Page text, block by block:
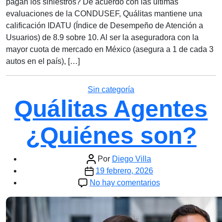
evaluaciones de la CONDUSEF, Quálitas mantiene una
calificación IDATU (Índice de Desempeño de Atención a
Usuarios) de 8.9 sobre 10. Al ser la aseguradora con la
mayor cuota de mercado en México (asegura a 1 de cada 3
autos en el país), […]
Categorías
Sin categoría
Quálitas Agentes
¿Quiénes son?
Autor
de
la
Por Diego Villa
Fecha
de
19 febrero, 2026
No hay comentariosen
Agentes
¿Quiénes